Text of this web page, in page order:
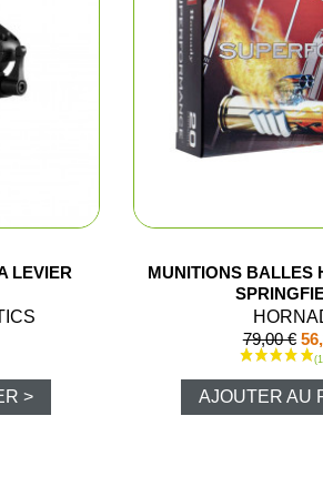
et sweats
LEVIER
>
MUNITIONS BALLES
79,00 €
AJOUTER AU